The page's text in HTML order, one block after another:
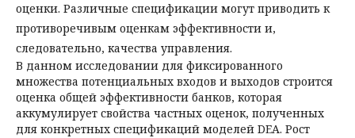
оценки. Различные спецификации могут приводить к
противоречивым оценкам эффективности и,
следовательно, качества управления.
В данном исследовании для фиксированного
множества потенциальных входов и выходов строится
оценка общей эффективности банков, которая
аккумулирует свойства частных оценок, полученных
для конкретных спецификаций моделей DEA. Рост